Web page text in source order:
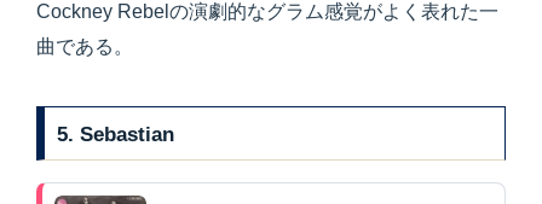
Cockney Rebelの演劇的なグラム感覚がよく表れた一
曲である。
5. Sebastian